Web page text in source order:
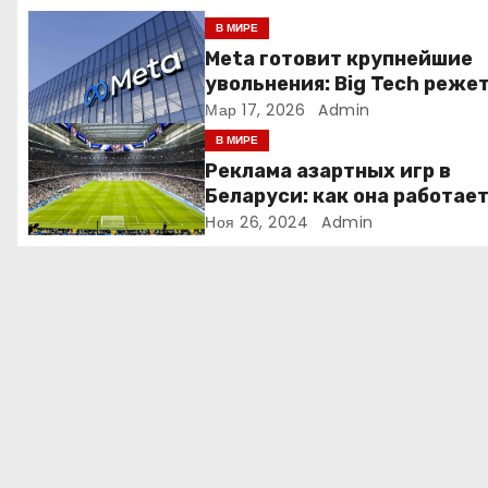
п
о
з
а
В МИРЕ
Meta готовит крупнейшие
увольнения: Big Tech режет
людей ради искусственного
интеллекта
Мар 17, 2026 Admin
В МИРЕ
Реклама азартных игр в
Беларуси: как она работает
Ноя 26, 2024 Admin